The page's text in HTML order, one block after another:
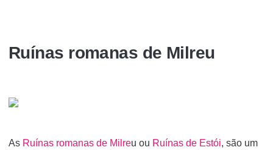
Ruí­nas romanas de Milreu
As Ruí­nas romanas de Milreu ou Ruí­nas de Estói, são um